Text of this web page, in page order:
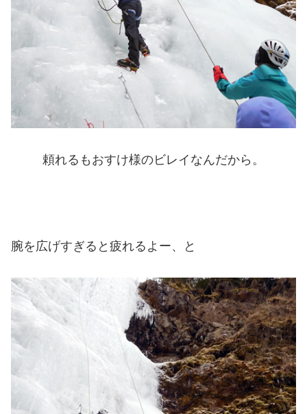
頼れるもおすけ様のビレイなんだから。
腕を広げすぎると疲れるよー、と